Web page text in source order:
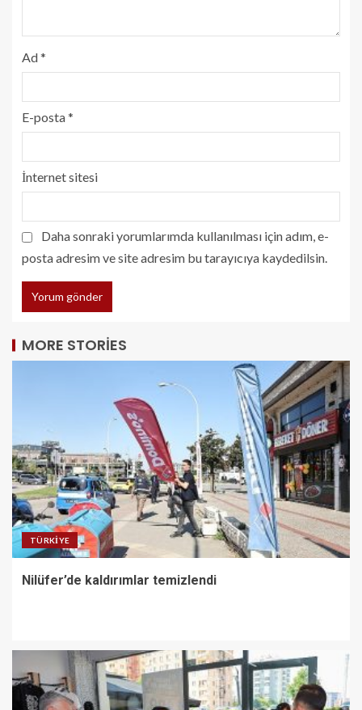
Ad*
E-posta*
İnternet sitesi
Daha sonraki yorumlarımda kullanılması için adım, e-
posta adresim ve site adresim bu tarayıcıya kaydedilsin.
MORE STORIES
TÜRKIYE
Nilüfer’de kaldırımlar temizlendi